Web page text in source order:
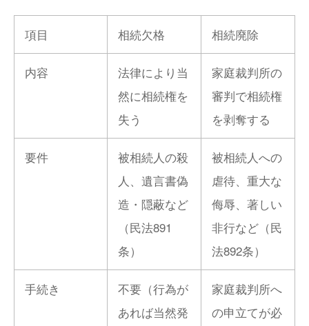
項目 相続欠格 相続廃除
内容
法律により当
然に相続権を
失う
家庭裁判所の
審判で相続権
を剥奪する
要件
被相続人の殺
人、遺言書偽
造・隠蔽など
（民法891
条）
被相続人への
虐待、重大な
侮辱、著しい
非行など（民
法892条）
手続き
不要（行為が
あれば当然発
家庭裁判所へ
の申立てが必